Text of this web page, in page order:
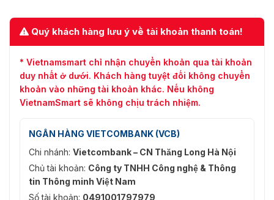
và thống kê không gian với các màu sắc khác
người
Mạng
Lưu trữ
mạng
NAS (Support NFS,SMB/CIFS)
hoạt
báo
chuyển động, Phân tích động, Giả mạo
trữ
Giao
TCP/
Quý khách hàng lưu ý về tài khoản thanh toán!
* Vietnamsmart chỉ nhận chuyển khoản qua tài khoản
duy nhất ở dưới. Khách hàng tuyệt đối không chuyển
khoản vào những tài khoản khác. Nếu không
VietnamSmart sẽ không chịu trách nhiệm.
NGÂN HÀNG VIETCOMBANK (VCB)
Chi nhánh: Vietcombank – CN Thăng Long Hà Nội
Chủ tài khoản: Công ty TNHH Công nghệ & Thông
tin Thông minh Việt Nam
Số tài khoản: 0491001797979